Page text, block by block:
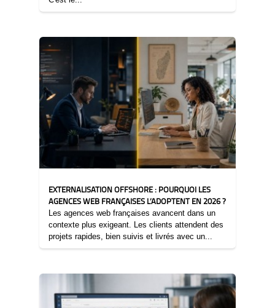
EXTERNALISATION OFFSHORE : POURQUOI LES
AGENCES WEB FRANÇAISES L’ADOPTENT EN 2026 ?
Les agences web françaises avancent dans un
contexte plus exigeant. Les clients attendent des
projets rapides, bien suivis et livrés avec un...